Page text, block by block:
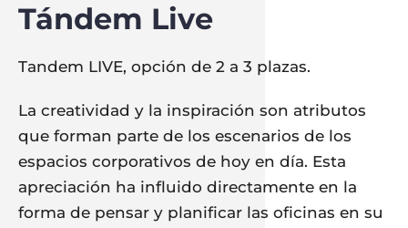
Tándem Live
Tandem LIVE, opción de 2 a 3 plazas.
La creatividad y la inspiración son atributos
que forman parte de los escenarios de los
espacios corporativos de hoy en día. Esta
apreciación ha influido directamente en la
forma de pensar y planificar las oficinas en su